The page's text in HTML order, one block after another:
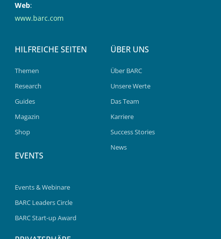
Web:
www.barc.com
HILFREICHE SEITEN
Themen
Research
Guides
Magazin
Shop
EVENTS
Events & Webinare
BARC Leaders Circle
BARC Start-up Award
ÜBER UNS
Über BARC
Unsere Werte
Das Team
Karriere
Success Stories
News